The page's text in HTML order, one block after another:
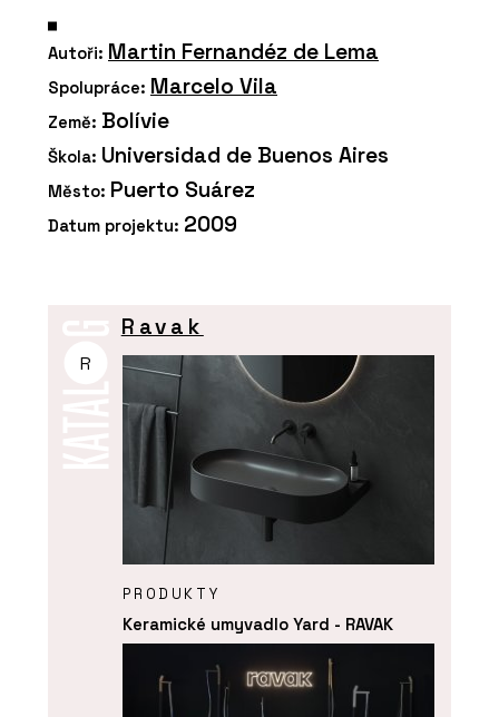
Autoři: Martin Fernandéz de Lema
Spolupráce: Marcelo Vila
Země: Bolívie
Škola: Universidad de Buenos Aires
Město: Puerto Suárez
Datum projektu: 2009
R
Ravak
PRODUKTY
Keramické umyvadlo Yard - RAVAK